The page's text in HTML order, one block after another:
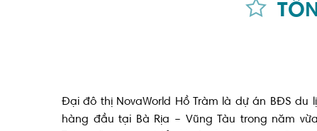
Đại đô thị NovaWorld Hồ Tràm là dự án BĐS du
hàng đầu tại Bà Rịa – Vũng Tàu trong năm